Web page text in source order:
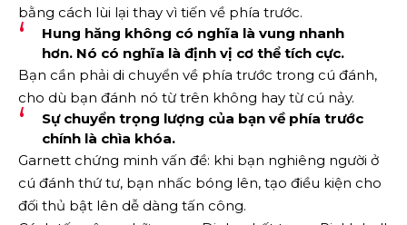
bằng cách lùi lại thay vì tiến về phía trước.
Hung hăng không có nghĩa là vung nhanh
hơn. Nó có nghĩa là định vị cơ thể tích cực.
Bạn cần phải di chuyển về phía trước trong cú đánh,
cho dù bạn đánh nó từ trên không hay từ cú nảy.
Sự chuyển trọng lượng của bạn về phía trước
chính là chìa khóa.
Garnett chứng minh vấn đề: khi bạn nghiêng người ở
cú đánh thứ tư, bạn nhấc bóng lên, tạo điều kiện cho
đối thủ bật lên dễ dàng tấn công.